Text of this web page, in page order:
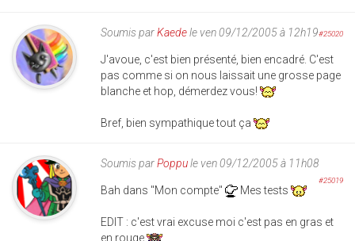
Soumis parKaedele ven 09/12/2005 à 12h19#25020
J'avoue, c'est bien présenté, bien encadré. C'est
pas comme si on nous laissait une grosse page
blanche et hop, démerdez vous!
Bref, bien sympathique tout ça
Soumis parPoppule ven 09/12/2005 à 11h08
#25019
Bah dans "Mon compte" Mes tests
EDIT : c'est vrai excuse moi c'est pas en gras et
en rouge